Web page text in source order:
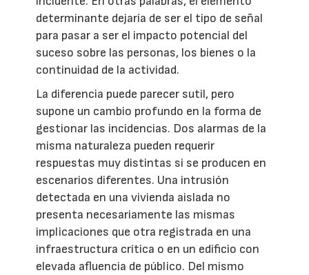
determinante dejaría de ser el tipo de señal
para pasar a ser el impacto potencial del
suceso sobre las personas, los bienes o la
continuidad de la actividad.
La diferencia puede parecer sutil, pero
supone un cambio profundo en la forma de
gestionar las incidencias. Dos alarmas de la
misma naturaleza pueden requerir
respuestas muy distintas si se producen en
escenarios diferentes. Una intrusión
detectada en una vivienda aislada no
presenta necesariamente las mismas
implicaciones que otra registrada en una
infraestructura crítica o en un edificio con
elevada afluencia de público. Del mismo